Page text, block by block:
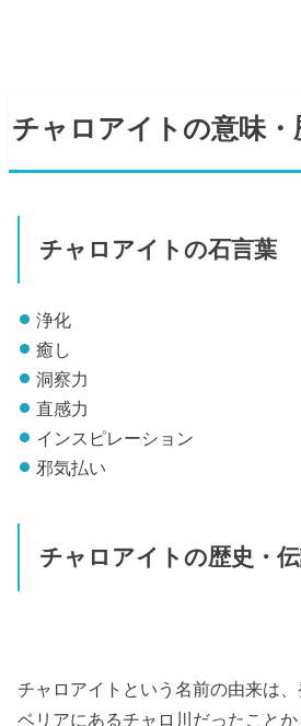
チャロアイトの意味・
チャロアイトの石言葉
浄化
癒し
洞察力
直感力
インスピレーション
邪気払い
チャロアイトの歴史・
チャロアイトという名前の由来は
ベリアにあるチャロ川だったこと